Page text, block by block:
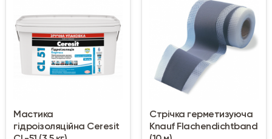
Мастика
гідроізоляційна Ceresit
Стрічка герметизуюча
Knauf Flachendichtband